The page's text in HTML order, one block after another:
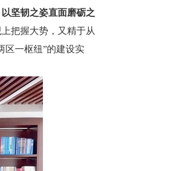
坚韧之姿直面磨砺之
把握大势，又精于从
区一枢纽”的建设实